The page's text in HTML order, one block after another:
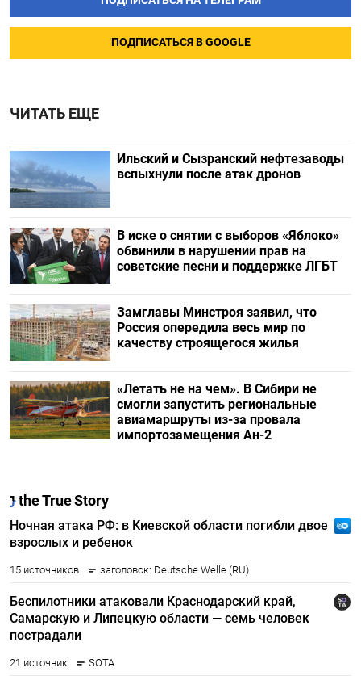
ПОДПИСАТЬСЯ В GOOGLE
ЧИТАТЬ ЕЩЕ
Ильский и Сызранский нефтезаводы
вспыхнули после атак дронов
В иске о снятии с выборов «Яблоко»
обвинили в нарушении прав на
советские песни и поддержке ЛГБТ
Замглавы Минстроя заявил, что
Россия опередила весь мир по
качеству строящегося жилья
«Летать не на чем». В Сибири не
смогли запустить региональные
авиамаршруты из-за провала
импортозамещения Ан-2